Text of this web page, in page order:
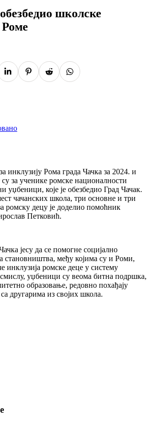
школске
Роме
инклузију Рома града Чачка за 2024. и
за ученике ромске националности
уџбеници, које је обезбедио Град Чачак.
чачанских школа, три основне и три
ромску децу је доделио помоћник
Петковић.
јесу да се помогне социјално
становништва, међу којима су и Роми,
инклузија ромске деце у систему
уџбеници су веома битна подршка,
образовање, редовно похађају
другарима из својих школа.